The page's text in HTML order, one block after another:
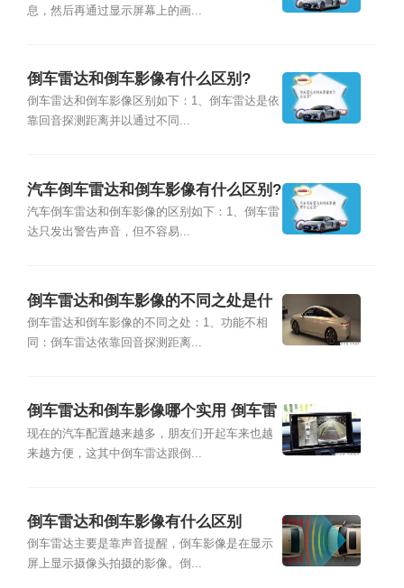
息，然后再通过显示屏幕上的画...
倒车雷达和倒车影像有什么区别?
倒车雷达和倒车影像区别如下：1、倒车雷达是依
靠回音探测距离并以通过不同...
汽车倒车雷达和倒车影像有什么区别?
汽车倒车雷达和倒车影像的区别如下：1、倒车雷
达只发出警告声音，但不容易...
倒车雷达和倒车影像的不同之处是什
么
倒车雷达和倒车影像的不同之处：1、功能不相
同：倒车雷达依靠回音探测距离...
倒车雷达和倒车影像哪个实用 倒车雷
达和倒车影像哪个更好
现在的汽车配置越来越多，朋友们开起车来也越
来越方便，这其中倒车雷达跟倒...
倒车雷达和倒车影像有什么区别
倒车雷达主要是靠声音提醒，倒车影像是在显示
屏上显示摄像头拍摄的影像。倒...